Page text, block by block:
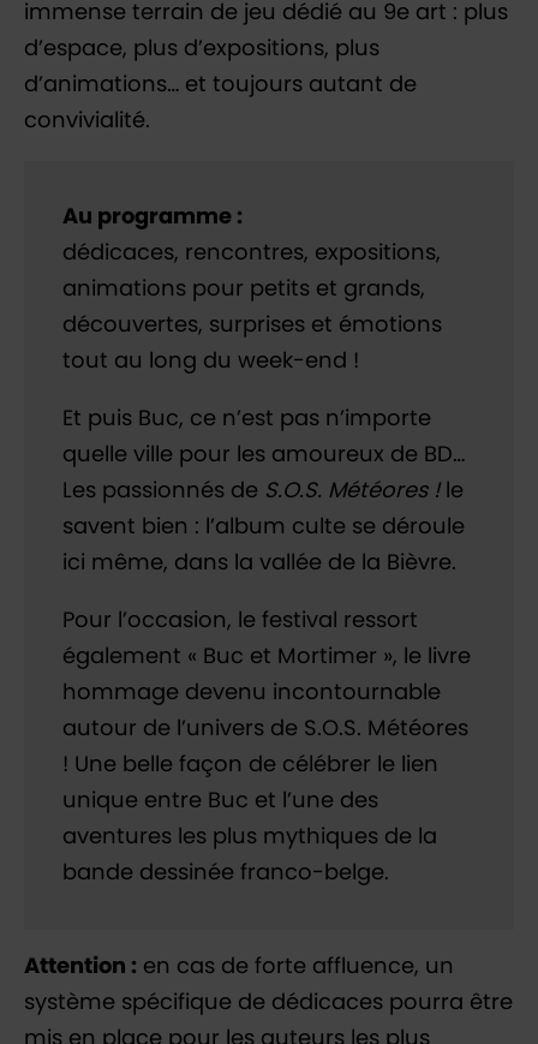
immense terrain de jeu dédié au 9e art : plus
d’espace, plus d’expositions, plus
d’animations… et toujours autant de
convivialité.
Au programme :
dédicaces, rencontres, expositions,
animations pour petits et grands,
découvertes, surprises et émotions
tout au long du week-end !
Et puis Buc, ce n’est pas n’importe
quelle ville pour les amoureux de BD…
Les passionnés de S.O.S. Météores !le
savent bien : l’album culte se déroule
ici même, dans la vallée de la Bièvre.
Pour l’occasion, le festival ressort
également « Buc et Mortimer », le livre
hommage devenu incontournable
autour de l’univers de S.O.S. Météores
! Une belle façon de célébrer le lien
unique entre Buc et l’une des
aventures les plus mythiques de la
bande dessinée franco-belge.
Attention : en cas de forte affluence, un
système spécifique de dédicaces pourra être
mis en place pour les auteurs les plus